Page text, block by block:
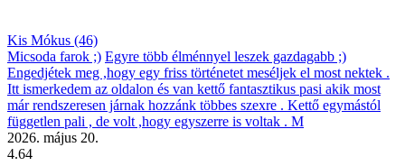
Kis Mókus (46)
Micsoda farok ;) Egyre több élménnyel leszek gazdagabb ;)
Engedjétek meg ,hogy egy friss történetet meséljek el most nektek .
Itt ismerkedem az oldalon és van kettő fantasztikus pasi akik most
már rendszeresen járnak hozzánk többes szexre . Kettő egymástól
független pali , de volt ,hogy egyszerre is voltak . M
2026. május 20.
4.64